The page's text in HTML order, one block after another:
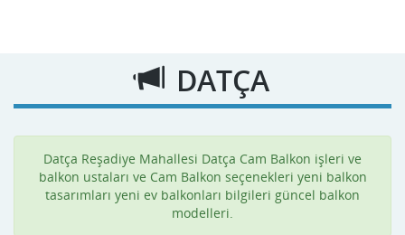
DATÇA
Datça Reşadiye Mahallesi Datça Cam Balkon işleri ve
balkon ustaları ve Cam Balkon seçenekleri yeni balkon
tasarımları yeni ev balkonları bilgileri güncel balkon
modelleri.